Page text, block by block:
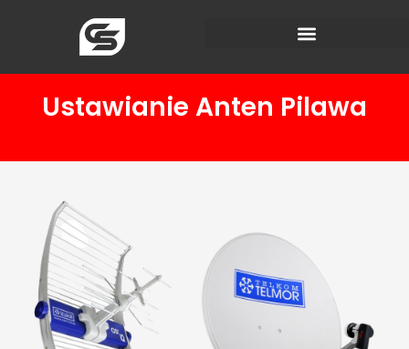
Ustawianie Anten Pilawa